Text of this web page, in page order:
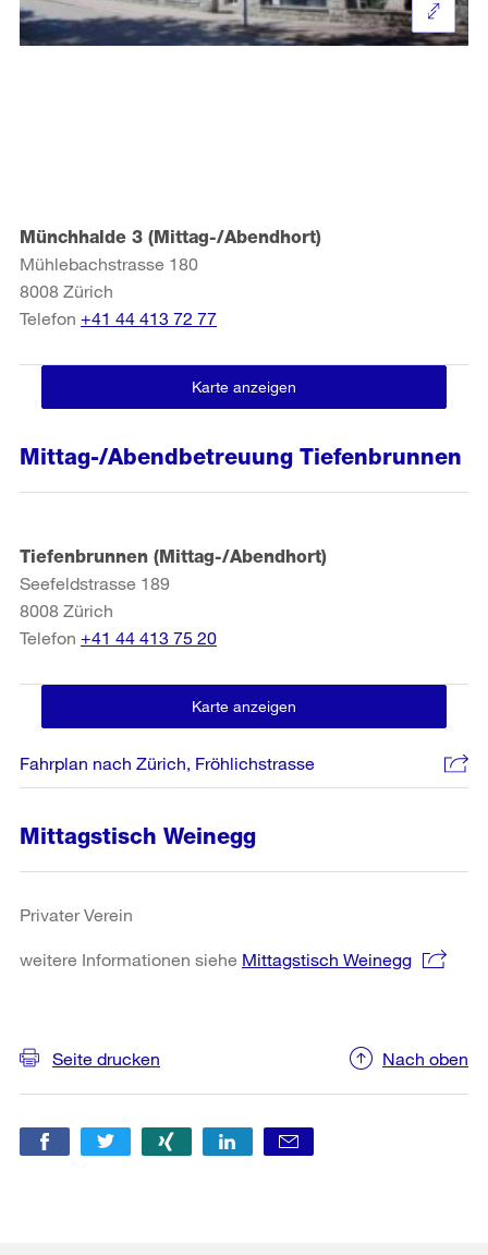
Münchhalde 3 (Mittag-/Abendhort)
Mühlebachstrasse 180
8008 Zürich
Telefon +41 44 413 72 77
Karte anzeigen
Mittag-/Abendbetreuung Tiefenbrunnen
Tiefenbrunnen (Mittag-/Abendhort)
Seefeldstrasse 189
8008 Zürich
Telefon +41 44 413 75 20
Karte anzeigen
Fahrplan nach Zürich, Fröhlichstrasse
Mittagstisch Weinegg
Privater Verein
weitere Informationen siehe Mittagstisch Weinegg
Seite drucken Nach oben